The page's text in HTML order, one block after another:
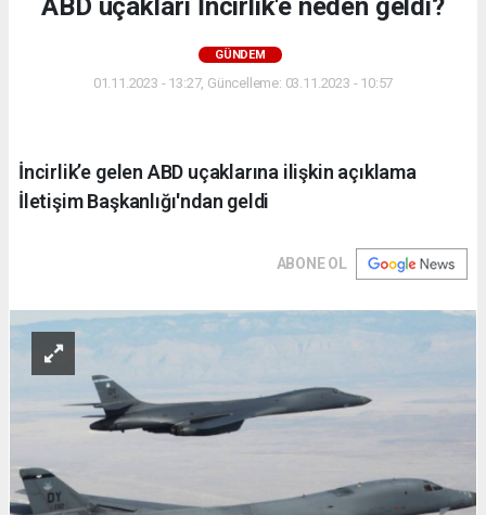
ABD uçakları İncirlik'e neden geldi?
GÜNDEM
01.11.2023 - 13:27, Güncelleme: 03.11.2023 - 10:57
İncirlik’e gelen ABD uçaklarına ilişkin açıklama
İletişim Başkanlığı'ndan geldi
ABONE OL